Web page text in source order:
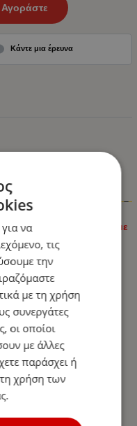
Αγοράστε
Κάντε μια έρευνα
με διακόπτη on / off E9 με
10-30 Volt Με
στη θερμότητα.
να
τις
την
με τη χρήση
συνεργάτες
οι οποίοι
με άλλες
παράσχει ή
χρήση των